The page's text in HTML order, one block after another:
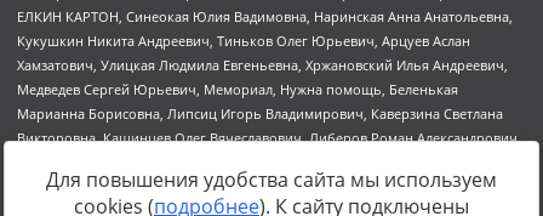
Для повышения удобства сайта мы используем
cookies (подробнее). К сайту подключены